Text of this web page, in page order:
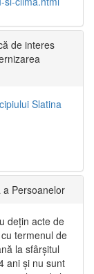
de interes
Slatina
a Persoanelor
dețin acte de
termenul de
la sfârșitul
ani și nu sunt